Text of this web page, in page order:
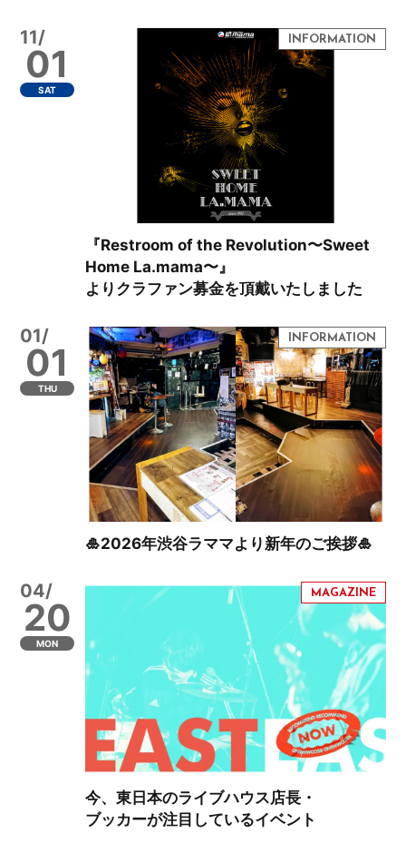
11/
01
SAT
『Restroom of the Revolution〜Sweet
Home La.mama〜』
よりクラファン募金を頂戴いたしました
01/
01
THU
🎍2026年渋谷ラママより新年のご挨拶🎍
04/
20
MON
今、東日本のライブハウス店長・
ブッカーが注目しているイベント